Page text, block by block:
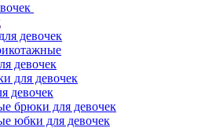
девочек
девочек
для девочек
девочек
брюки для девочек
юбки для девочек